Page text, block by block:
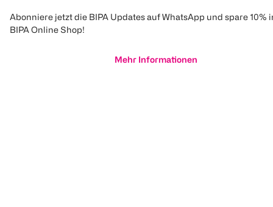
Abonniere jetzt die BIPA Updates auf WhatsApp und spare 10%
BIPA Online Shop!
Mehr Informationen